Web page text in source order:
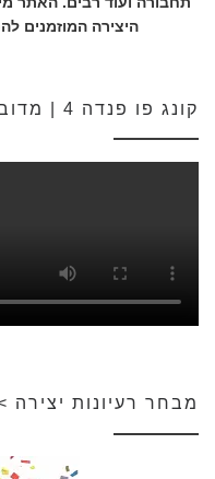
היצירה המוזמנים
קונג פו פנדה 4 | מדובב
מבחר רעיונות יצירה